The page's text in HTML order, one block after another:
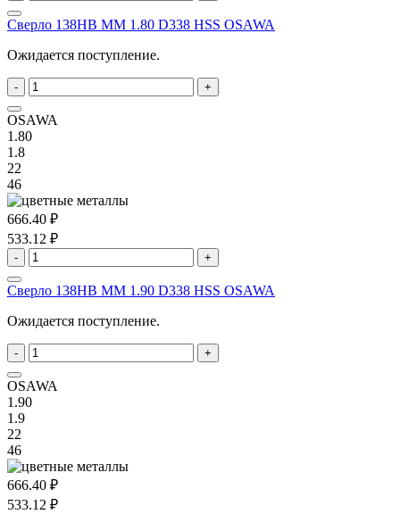
Сверло 138HB MM 1.80 D338 HSS OSAWA
Ожидается поступление.
- +
OSAWA
1.80
1.8
22
46
666.40 ₽
533.12 ₽
- +
Сверло 138HB MM 1.90 D338 HSS OSAWA
Ожидается поступление.
- +
OSAWA
1.90
1.9
22
46
666.40 ₽
533.12 ₽